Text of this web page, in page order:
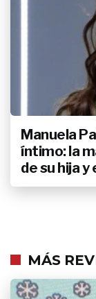
Manuela
íntimo: la
de su hija
MÁS